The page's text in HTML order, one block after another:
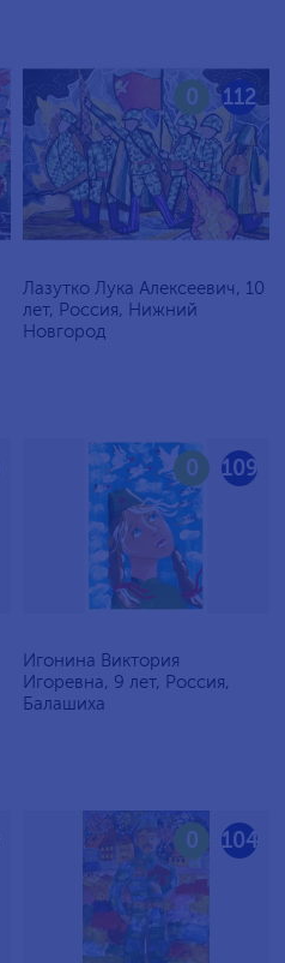
112
0
Лазутко Лука Алексеевич, 10
лет, Россия, Нижний
Новгород
109
0
Игонина Виктория
Игоревна, 9 лет, Россия,
Балашиха
104
0